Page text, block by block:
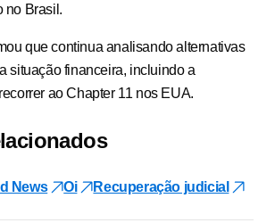
no Brasil.
que continua analisando alternativas
situação financeira, incluindo a
ao Chapter 11 nos EUA.
News Oi Recuperação judicial